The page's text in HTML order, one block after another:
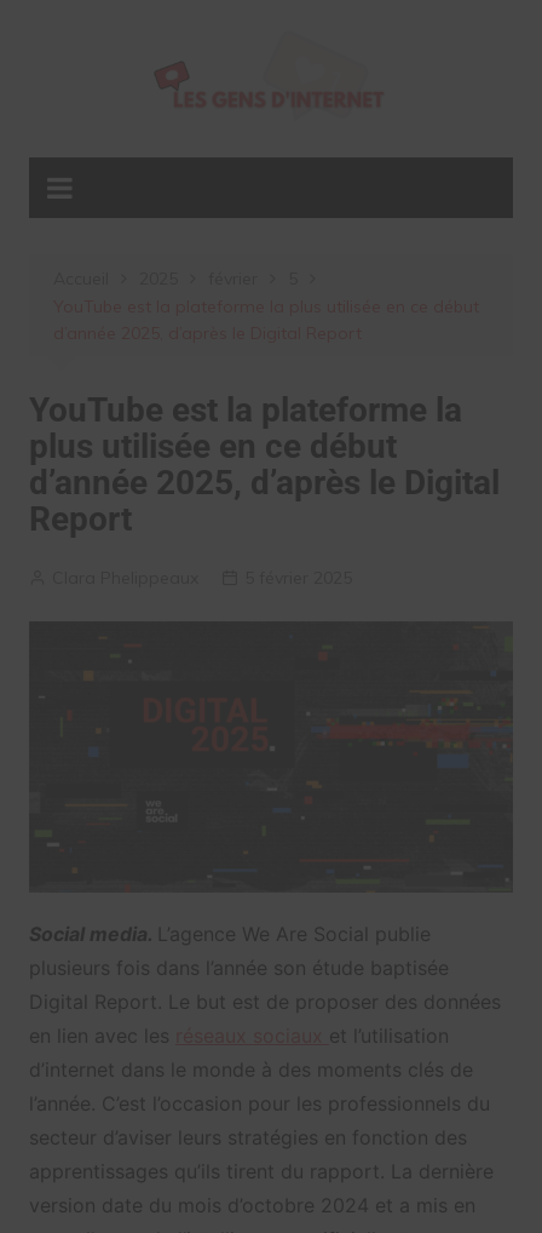
YouTube est la plateforme la
plus utilisée en ce début
d’année 2025, d’après le Digital
Report
Social media. L’agence We Are Social publie
plusieurs fois dans l’année son étude baptisée
Digital Report. Le but est de proposer des données
en lien avec les
et l’utilisation
d’internet dans le monde à des moments clés de
l’année. C’est l’occasion pour les professionnels du
secteur d’aviser leurs stratégies en fonction des
apprentissages qu’ils tirent du rapport. La dernière
version date du mois d’octobre 2024 et a mis en